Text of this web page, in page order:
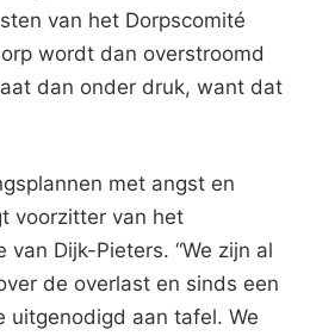
van het Dorpscomité
wordt dan overstroomd
dan onder druk, want dat
met angst en
voorzitter van het
Dijk-Pieters. “We zijn al
de overlast en sinds een
uitgenodigd aan tafel. We